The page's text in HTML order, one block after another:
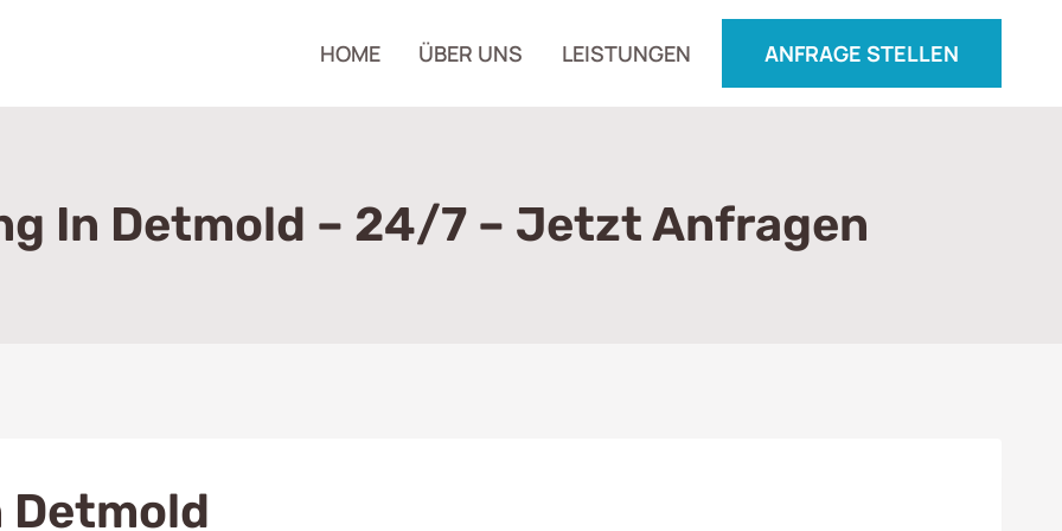
HOME ÜBER UNS LEISTUNGEN ANFRAGE STELLEN
In Detmold – 24/7 – Jetzt Anfragen
Detmold